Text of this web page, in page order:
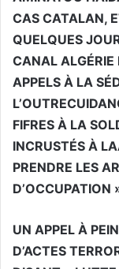
CAS CATALAN,
QUELQUES
CANAL ALGÉRIE
APPELS À LA
FIFRES À LA
INCRUSTÉS À
PRENDRE LES
D’OCCUPATION
UN APPEL À
D’ACTES